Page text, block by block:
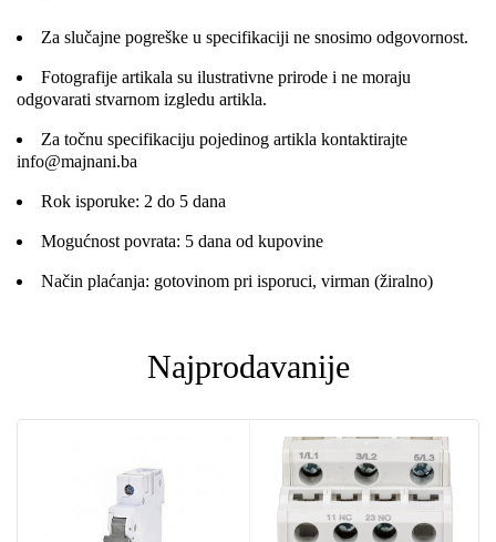
Za slučajne pogreške u specifikaciji ne snosimo odgovornost.
Fotografije artikala su ilustrativne prirode i ne moraju
odgovarati stvarnom izgledu artikla.
Za točnu specifikaciju pojedinog artikla kontaktirajte
info@majnani.ba
Rok isporuke: 2 do 5 dana
Mogućnost povrata: 5 dana od kupovine
Način plaćanja: gotovinom pri isporuci, virman (žiralno)
Najprodavanije